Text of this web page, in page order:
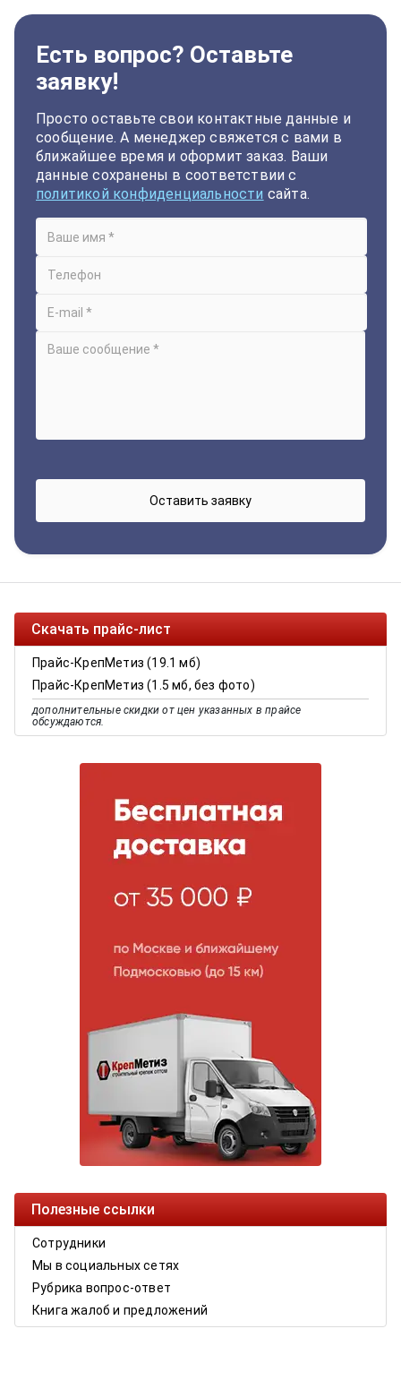
Есть вопрос? Оставьте
заявку!
Просто оставьте свои контактные данные и
сообщение. А менеджер свяжется с вами в
ближайшее время и оформит заказ. Ваши
данные сохранены в соответствии с
политикой конфиденциальности сайта.
Скачать прайс-лист
Прайс-КрепМетиз (19.1 мб)
Прайс-КрепМетиз (1.5 мб, без фото)
дополнительные скидки от цен указанных в прайсе
обсуждаются.
Полезные ссылки
Сотрудники
Мы в социальных сетях
Рубрика вопрос-ответ
Книга жалоб и предложений